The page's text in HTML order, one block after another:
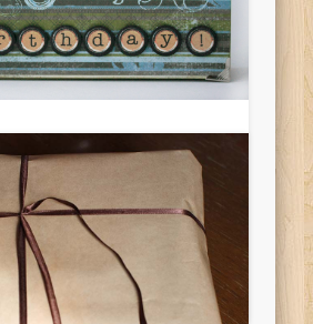
мужского подарка
у меня сезон
этот раз упаковывала
человека. Сделала
ящичком.
…